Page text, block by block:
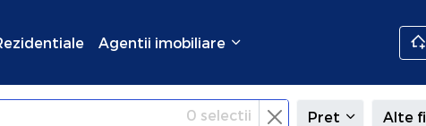
Agentii imobiliare
0 selectii Pret Alte